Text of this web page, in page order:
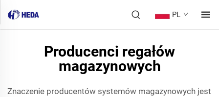
PL
Producenci regałów
magazynowych
Znaczenie producentów systemów magazynowych jest